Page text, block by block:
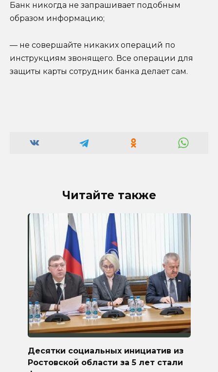
Банк никогда не запрашивает подобным
образом информацию;
— не совершайте никаких операций по
инструкциям звонящего. Все операции для
защиты карты сотрудник банка делает сам.
Читайте также
Десятки социальных инициатив из
Ростовской области за 5 лет стали